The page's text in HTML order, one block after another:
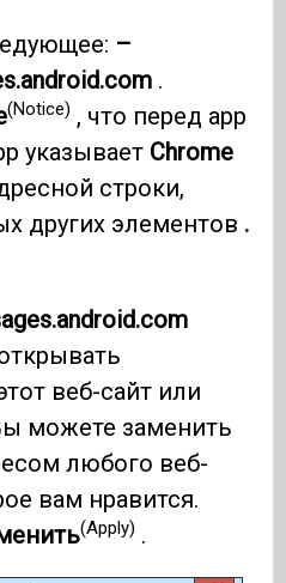
–
.
(Notice) , что перед app
указывает Chrome
строки,
других элементов .
веб-сайт или
можете заменить
любого веб-
вам нравится.
(Apply) .